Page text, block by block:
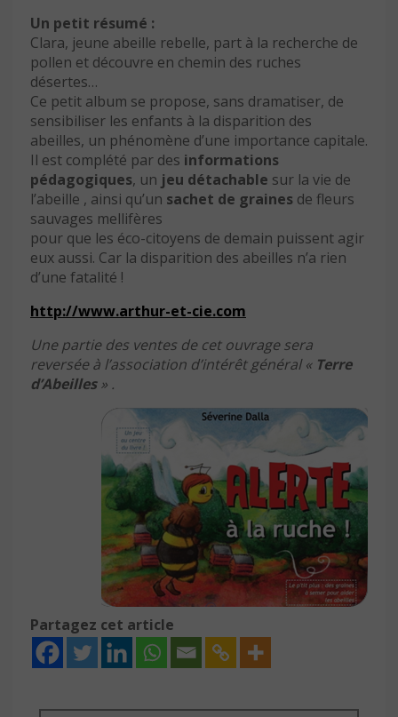
Un petit résumé :
Clara, jeune abeille rebelle, part à la recherche de
pollen et découvre en chemin des ruches
désertes…
Ce petit album se propose, sans dramatiser, de
sensibiliser les enfants à la disparition des
abeilles, un phénomène d’une importance capitale.
Il est complété par des informations
pédagogiques, un jeu détachable sur la vie de
l’abeille , ainsi qu’un sachet de graines de fleurs
sauvages mellifères
pour que les éco-citoyens de demain puissent agir
eux aussi. Car la disparition des abeilles n’a rien
d’une fatalité !
http://www.arthur-et-cie.com
Une partie des ventes de cet ouvrage sera
reversée à l’association d’intérêt général « Terre
d’Abeilles» .
Partagez cet article